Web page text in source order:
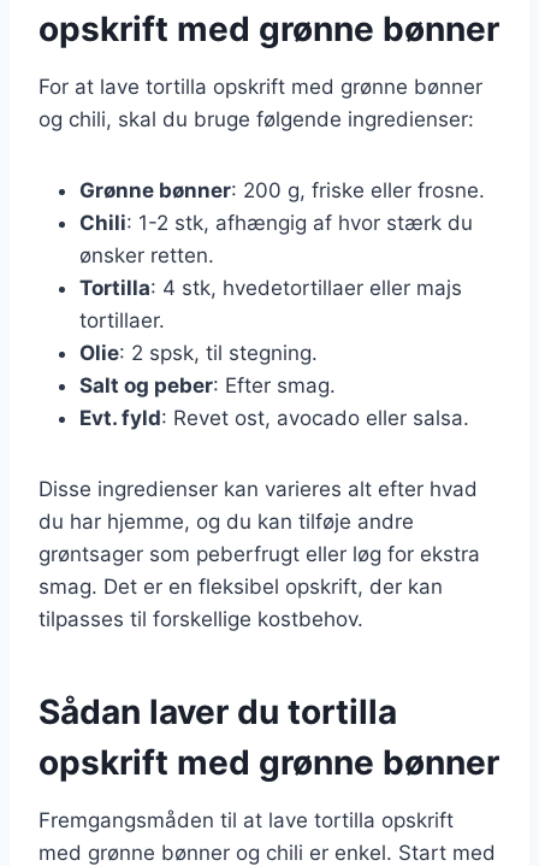
opskrift med grønne bønner
For at lave tortilla opskrift med grønne bønner
og chili, skal du bruge følgende ingredienser:
Grønne bønner: 200 g, friske eller frosne.
Chili: 1-2 stk, afhængig af hvor stærk du
ønsker retten.
Tortilla: 4 stk, hvedetortillaer eller majs
tortillaer.
Olie: 2 spsk, til stegning.
Salt og peber: Efter smag.
Evt. fyld: Revet ost, avocado eller salsa.
Disse ingredienser kan varieres alt efter hvad
du har hjemme, og du kan tilføje andre
grøntsager som peberfrugt eller løg for ekstra
smag. Det er en fleksibel opskrift, der kan
tilpasses til forskellige kostbehov.
Sådan laver du tortilla
opskrift med grønne bønner
Fremgangsmåden til at lave tortilla opskrift
med grønne bønner og chili er enkel. Start med